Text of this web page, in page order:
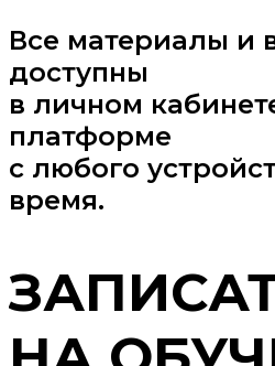
Все материалы и
доступны
в личном
платформе
с любого
время.